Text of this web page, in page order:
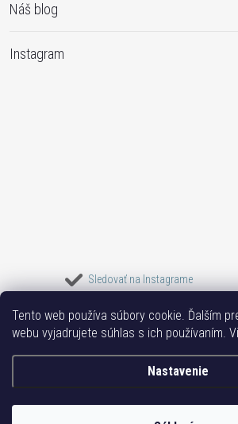
Tento web používa súbory cookie. Ďalším
webu vyjadrujete súhlas s ich používaním.
Nastavenie
Náš blog
Instagram
Sledovať na Instagrame
Bižuterie TOP Vše k mobilu Mobil
Copyright 2017-2026Bižutéria TOP. Všetky